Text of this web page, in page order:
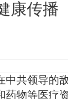
康传播
共领导的敌
药物等医疗